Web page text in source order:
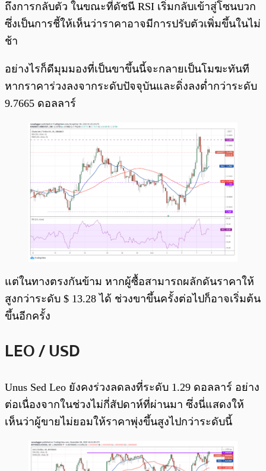
ถึงการกลับตัว ในขณะที่ดัชนี RSI เริ่มกลับเข้าสู่โซนบวก
ซึ่งเป็นการชี้ให้เห็นว่าราคาอาจมีการปรับตัวเพิ่มขึ้นในไม่
ช้า
อย่างไรก็ดีมุมมองที่เป็นขาขึ้นนี้จะกลายเป็นโมฆะทันที
หากราคาร่วงลงจากระดับปัจจุบันและดิ่งลงต่ำกว่าระดับ
9.7665 ดอลลาร์
แต่ในทางตรงกันข้าม หากผู้ซื้อสามารถผลักดันราคาให้
สูงกว่าระดับ $ 13.28 ได้ ช่วงขาขึ้นครั้งต่อไปก็อาจเริ่มต้น
ขึ้นอีกครั้ง
LEO / USD
Unus Sed Leo ยังคงร่วงลดลงที่ระดับ 1.29 ดอลลาร์ อย่าง
ต่อเนื่องจากในช่วงไม่กี่สัปดาห์ที่ผ่านมา ซึ่งนี่แสดงให้
เห็นว่าผู้ขายไม่ยอมให้ราคาพุ่งขึ้นสูงไปกว่าระดับนี้